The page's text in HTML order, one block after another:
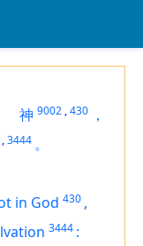
神 9002 ,430 ，
,3444 。
in God 430 ,
3444 :